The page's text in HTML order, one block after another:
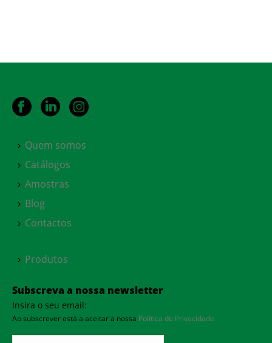
Quem somos
Catálogos
Amostras
Blog
Contactos
Produtos
Subscreva a nossa newsletter
Insira o seu email:
Ao subscrever está a aceitar a nossa Política de Privacidade